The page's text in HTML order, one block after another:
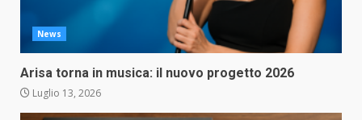
News
Arisa torna in musica: il nuovo progetto 2026
Luglio 13, 2026